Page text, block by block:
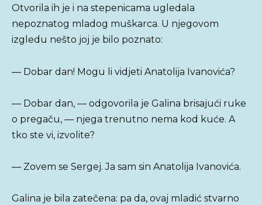
Otvorila ih je i na stepenicama ugledala
nepoznatog mladog muškarca. U njegovom
izgledu nešto joj je bilo poznato:
— Dobar dan! Mogu li vidjeti Anatolija Ivanovića?
— Dobar dan, — odgovorila je Galina brisajući ruke
o pregaču, — njega trenutno nema kod kuće. A
tko ste vi, izvolite?
— Zovem se Sergej. Ja sam sin Anatolija Ivanovića.
Galina je bila zatečena: pa da, ovaj mladić stvarno